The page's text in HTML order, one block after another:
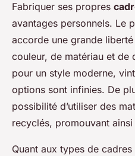
Fabriquer ses propres
avantages personnels. Le
accorde une grande
couleur, de matériau et de
pour un style moderne,
options sont infinies. De
possibilité d’utiliser des
recyclés, promouvant ainsi
Quant aux types de